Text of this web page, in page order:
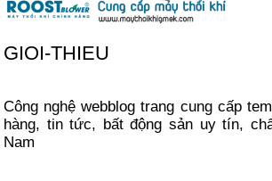
GIOI-THIEU
Công nghệ webblog trang cung cấp
hàng, tin tức, bất động sản uy tín,
Nam